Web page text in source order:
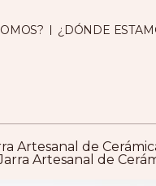
¿DÓNDE
Artesanal de
Artesanal de